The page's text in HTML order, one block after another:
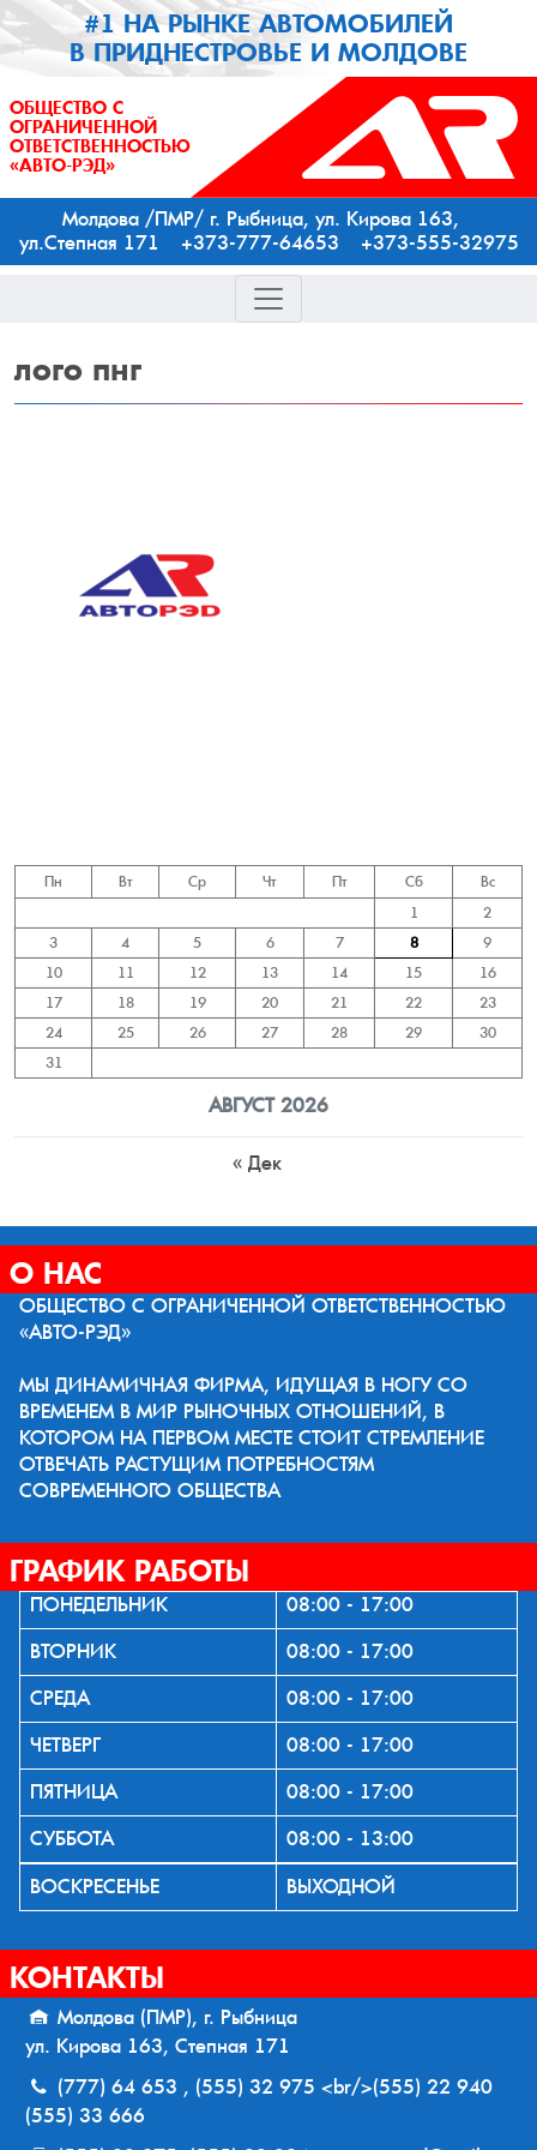
#1 НА РЫНКЕ АВТОМОБИЛЕЙ
В ПРИДНЕСТРОВЬЕ И МОЛДОВЕ
ОБЩЕСТВО С
ОГРАНИЧЕННОЙ
ОТВЕТСТВЕННОСТЬЮ
«АВТО-РЭД»
Молдова /ПМР/ г. Рыбница, ул. Кирова 163,
ул.Степная 171 +373-777-64653 +373-555-32975
лого пнг
АВГУСТ 2026
Пн Вт Ср Чт Пт Сб
Вс
1
2
3
4 5 6 7 8
9
10
11 12 13 14 15
16
17
18 19 20 21 22
23
24
25 26 27 28 29
30
31
« Дек
О НАС
ОБЩЕСТВО С ОГРАНИЧЕННОЙ ОТВЕТСТВЕННОСТЬЮ
«АВТО-РЭД»
МЫ ДИНАМИЧНАЯ ФИРМА, ИДУЩАЯ В НОГУ СО
ВРЕМЕНЕМ В МИР РЫНОЧНЫХ ОТНОШЕНИЙ, В
КОТОРОМ НА ПЕРВОМ МЕСТЕ СТОИТ СТРЕМЛЕНИЕ
ОТВЕЧАТЬ РАСТУЩИМ ПОТРЕБНОСТЯМ
СОВРЕМЕННОГО ОБЩЕСТВА
ГРАФИК РАБОТЫ
ПОНЕДЕЛЬНИК
08:00 - 17:00
ВТОРНИК
08:00 - 17:00
СРЕДА
08:00 - 17:00
ЧЕТВЕРГ
08:00 - 17:00
ПЯТНИЦА
08:00 - 17:00
СУББОТА
08:00 - 13:00
ВОСКРЕСЕНЬЕ
ВЫХОДНОЙ
КОНТАКТЫ
Молдова (ПМР), г. Рыбница
ул. Кирова 163, Степная 171
(777) 64 653 , (555) 32 975 <br/>(555) 22 940
(555) 33 666